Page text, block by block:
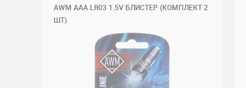
AWM AAА LR03 1.5V БЛИСТЕР (КОМПЛЕКТ 2
ШТ)